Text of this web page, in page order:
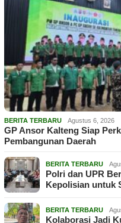
BERITA TERBARU Agustus 6, 2026
GP Ansor Kalteng Siap
Pembangunan Daerah
BERITA TERBARU
Polri dan UPR
Kepolisian untuk
BERITA TERBARU
Kolaborasi Jadi